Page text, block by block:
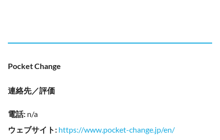
Pocket Change
連絡先／評価
電話: n/a
ウェブサイト : https://www.pocket-change.jp/en/